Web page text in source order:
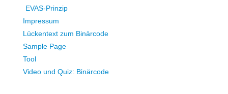
EVAS-Prinzip
Impressum
Lückentext zum Binärcode
Sample Page
Tool
Video und Quiz: Binärcode